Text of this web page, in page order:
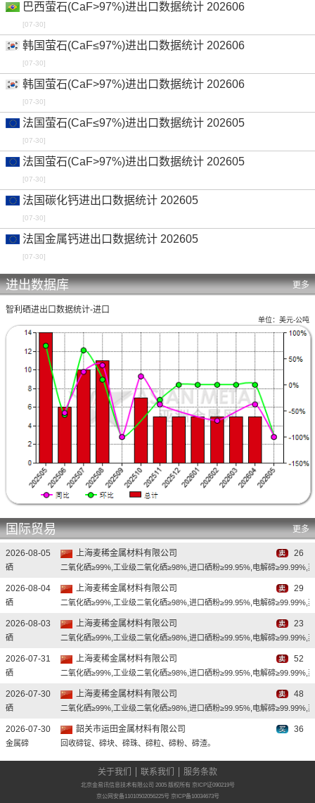
金属碲 99.99%min 鹿特丹仓库 美元/公斤
巴西萤石(CaF>97%)进出口数据统计 202606
[07-30]
韩国萤石(CaF≤97%)进出口数据统计 202606
[07-30]
韩国萤石(CaF>97%)进出口数据统计 202606
[07-30]
法国萤石(CaF≤97%)进出口数据统计 202605
[07-30]
法国萤石(CaF>97%)进出口数据统计 202605
[07-30]
法国碳化钙进出口数据统计 202605
[07-30]
法国金属钙进出口数据统计 202605
[07-30]
进出数据库 更多
智利硒进出口数据统计-进口
单位：美元-公吨
国际贸易 更多
2026-08-05 上海麦稀金属材料有限公司 26
硒 二氧化硒≥99%,工业级二氧化硒≥98%,进口硒粉≥99.95%,电解碲≥99.99%,
2026-08-04 上海麦稀金属材料有限公司 29
硒 二氧化硒≥99%,工业级二氧化硒≥98%,进口硒粉≥99.95%,电解碲≥99.99%,
2026-08-03 上海麦稀金属材料有限公司 23
硒 二氧化硒≥99%,工业级二氧化硒≥98%,进口硒粉≥99.95%,电解碲≥99.99%,
2026-07-31 上海麦稀金属材料有限公司 52
硒 二氧化硒≥99%,工业级二氧化硒≥98%,进口硒粉≥99.95%,电解碲≥99.99%,
2026-07-30 上海麦稀金属材料有限公司 48
硒 二氧化硒≥99%,工业级二氧化硒≥98%,进口硒粉≥99.95%,电解碲≥99.99%,
2026-07-30 韶关市运田金属材料有限公司 36
金属碲 回收碲锭、碲块、碲珠、碲粒、碲粉、碲渣。
二氧化硒≥99%,工业级二氧化硒≥98%,进口硒粉≥99.95%,电解碲≥99.99%,
上海麦稀金属材料有限公司
关于我们 联系我们 服务条款
北京金易讯信息技术有限公司 2005 版权所有 京ICP证090219号
京公网安备11010502056225号京ICP备10034673号